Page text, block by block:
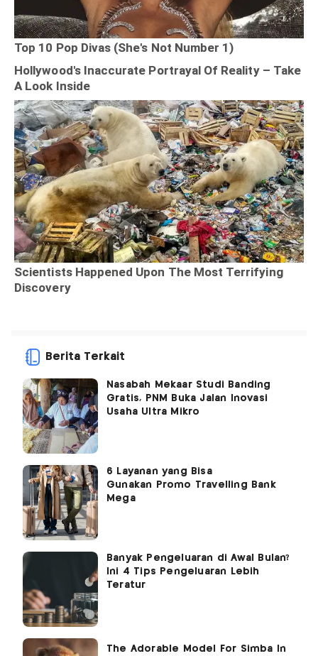
Berita Terkait
Nasabah Mekaar Studi Banding
Gratis, PNM Buka Jalan Inovasi
Usaha Ultra Mikro
6 Layanan yang Bisa
Gunakan Promo Travelling Bank
Mega
Banyak Pengeluaran di Awal Bulan?
Ini 4 Tips Pengeluaran Lebih
Teratur